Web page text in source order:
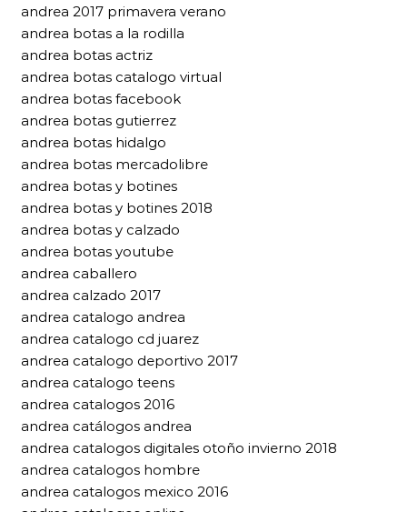
andrea 2017 primavera verano
andrea botas a la rodilla
andrea botas actriz
andrea botas catalogo virtual
andrea botas facebook
andrea botas gutierrez
andrea botas hidalgo
andrea botas mercadolibre
andrea botas y botines
andrea botas y botines 2018
andrea botas y calzado
andrea botas youtube
andrea caballero
andrea calzado 2017
andrea catalogo andrea
andrea catalogo cd juarez
andrea catalogo deportivo 2017
andrea catalogo teens
andrea catalogos 2016
andrea catálogos andrea
andrea catalogos digitales otoño invierno 2018
andrea catalogos hombre
andrea catalogos mexico 2016